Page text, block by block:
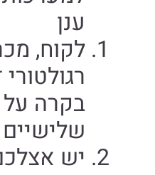
ענן
לקוח,
בקרה
שלישיים
יש